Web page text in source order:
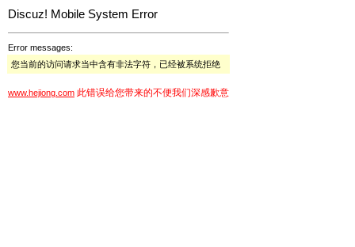
Discuz! Mobile System Error
Error messages:
您当前的访问请求当中含有非法字符，已经被系统拒绝
www.hejiong.com 此错误给您带来的不便我们深感歉意